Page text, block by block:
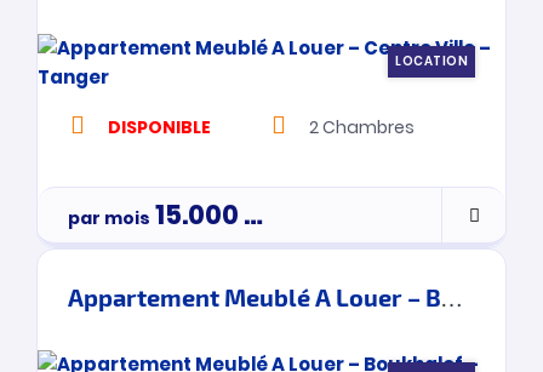
LOCATION
DISPONIBLE 2Chambres
par mois 15.000Dh
Appartement Meublé A Louer – Boukhalef – Tanger